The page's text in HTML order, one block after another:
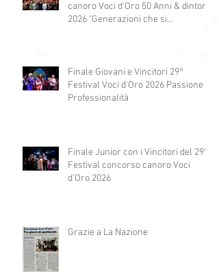
canoro Voci d'Oro 50 Anni & dintorni
2026 "Generazioni che si
Finale Giovani e Vincitori 29°
Festival Voci d'Oro 2026 Passione e
Professionalità
Finale Junior con i Vincitori del 29°
Festival concorso canoro Voci
d'Oro 2026
Grazie a La Nazione